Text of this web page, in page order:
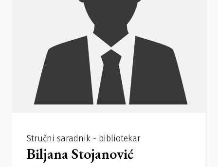
Stručni saradnik - bibliotekar
Biljana Stojanović